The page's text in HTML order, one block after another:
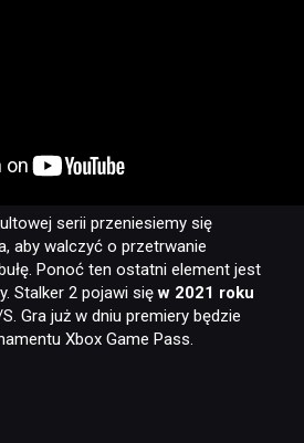
serii przeniesiemy się
aby walczyć o przetrwanie
Ponoć ten ostatni element jest
Stalker 2 pojawi sięw 2021 roku
Gra już w dniu premiery będzie
Xbox Game Pass.